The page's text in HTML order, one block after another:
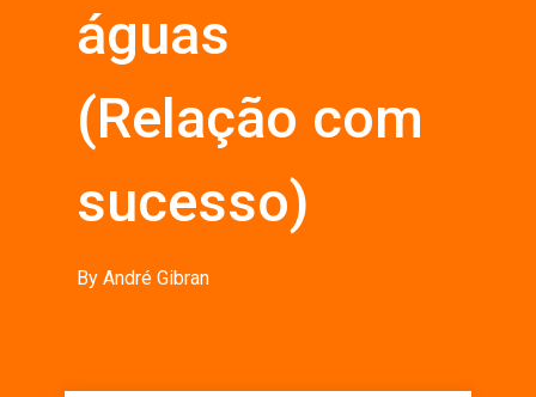
águas
(Relação com
sucesso)
By André Gibran